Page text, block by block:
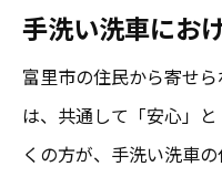
手洗い洗車にお
富里市の住民から寄せ
は、共通して「安心」
くの方が、手洗い洗車